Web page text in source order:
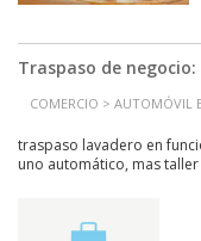
Traspaso de
COMERCIO > AUTOMÓVIL
traspaso lavadero en
uno automático, mas